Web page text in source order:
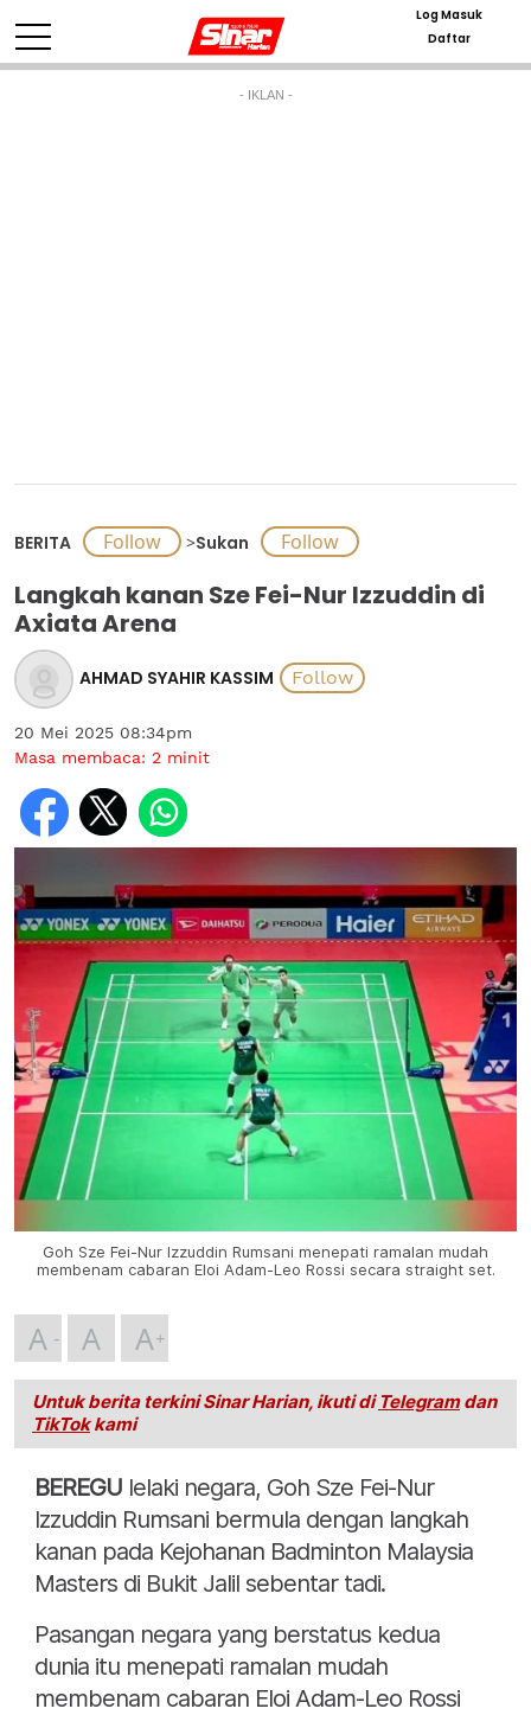
Log Masuk
Daftar
- IKLAN -
BERITA >Sukan
Langkah kanan Sze Fei-Nur Izzuddin di
Axiata Arena
AHMAD SYAHIR KASSIM
20 Mei 2025 08:34pm
Masa membaca: 2 minit
Goh Sze Fei-Nur Izzuddin Rumsani menepati ramalan mudah
membenam cabaran Eloi Adam-Leo Rossi secara straight set.
A A A
Untuk berita terkini Sinar Harian, ikuti di Telegramdan
TikTokkami
BEREGU lelaki negara, Goh Sze Fei-Nur
Izzuddin Rumsani bermula dengan langkah
kanan pada Kejohanan Badminton Malaysia
Masters di Bukit Jalil sebentar tadi.
Pasangan negara yang berstatus kedua
dunia itu menepati ramalan mudah
membenam cabaran Eloi Adam-Leo Rossi